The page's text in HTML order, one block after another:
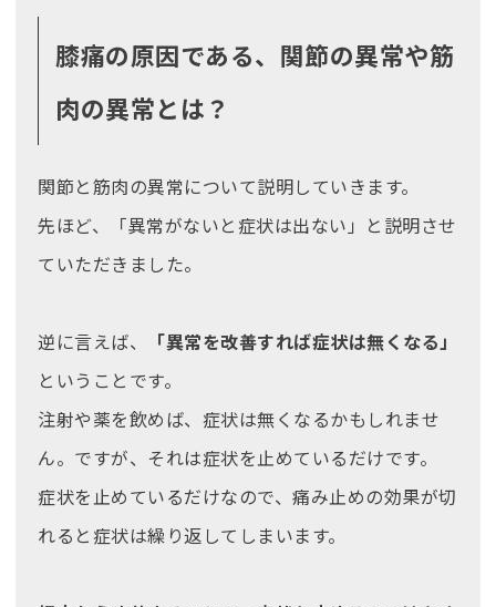
膝痛の原因である、関節の異常や筋
肉の異常とは？
関節と筋肉の異常について説明していきます。
先ほど、「異常がないと症状は出ない」と説明させ
ていただきました。
逆に言えば、
「異常を改善すれば症状は無くなる」
ということです。
注射や薬を飲めば、症状は無くなるかもしれませ
ん。ですが、それは症状を止めているだけです。
症状を止めているだけなので、痛み止めの効果が切
れると症状は繰り返してしまいます。